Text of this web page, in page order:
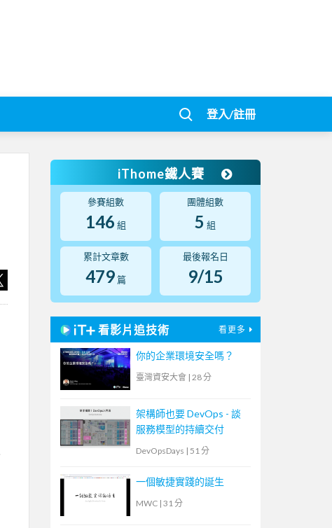
登入/註冊
iThome鐵人賽
參賽組數
146 組
團體組數
5 組
累計文章數
479 篇
最後報名日
9/15
看影片追技術 看更多
你的企業環境安全嗎？
臺灣資安大會 | 28 分
架構師也要 DevOps - 談
服務模型的持續交付
DevOpsDays | 51 分
一個敏捷實踐的誕生
MWC | 31 分